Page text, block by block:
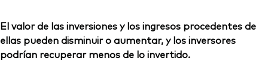
El valor de las inversiones y los ingresos procedentes de
ellas pueden disminuir o aumentar, y los inversores
podrían recuperar menos de lo invertido.